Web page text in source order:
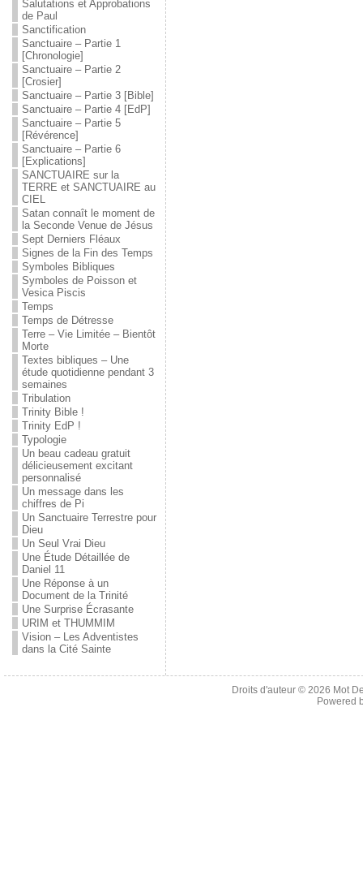
Salutations et Approbations
de Paul
Sanctification
Sanctuaire – Partie 1
[Chronologie]
Sanctuaire – Partie 2
[Crosier]
Sanctuaire – Partie 3 [Bible]
Sanctuaire – Partie 4 [EdP]
Sanctuaire – Partie 5
[Révérence]
Sanctuaire – Partie 6
[Explications]
SANCTUAIRE sur la
TERRE et SANCTUAIRE au
CIEL
Satan connaît le moment de
la Seconde Venue de Jésus
Sept Derniers Fléaux
Signes de la Fin des Temps
Symboles Bibliques
Symboles de Poisson et
Vesica Piscis
Temps
Temps de Détresse
Terre – Vie Limitée – Bientôt
Morte
Textes bibliques – Une
étude quotidienne pendant 3
semaines
Tribulation
Trinity Bible !
Trinity EdP !
Typologie
Un beau cadeau gratuit
délicieusement excitant
personnalisé
Un message dans les
chiffres de Pi
Un Sanctuaire Terrestre pour
Dieu
Un Seul Vrai Dieu
Une Étude Détaillée de
Daniel 11
Une Réponse à un
Document de la Trinité
Une Surprise Écrasante
URIM et THUMMIM
Vision – Les Adventistes
dans la Cité Sainte
Droits d'auteur © 2026 Mot
Powered